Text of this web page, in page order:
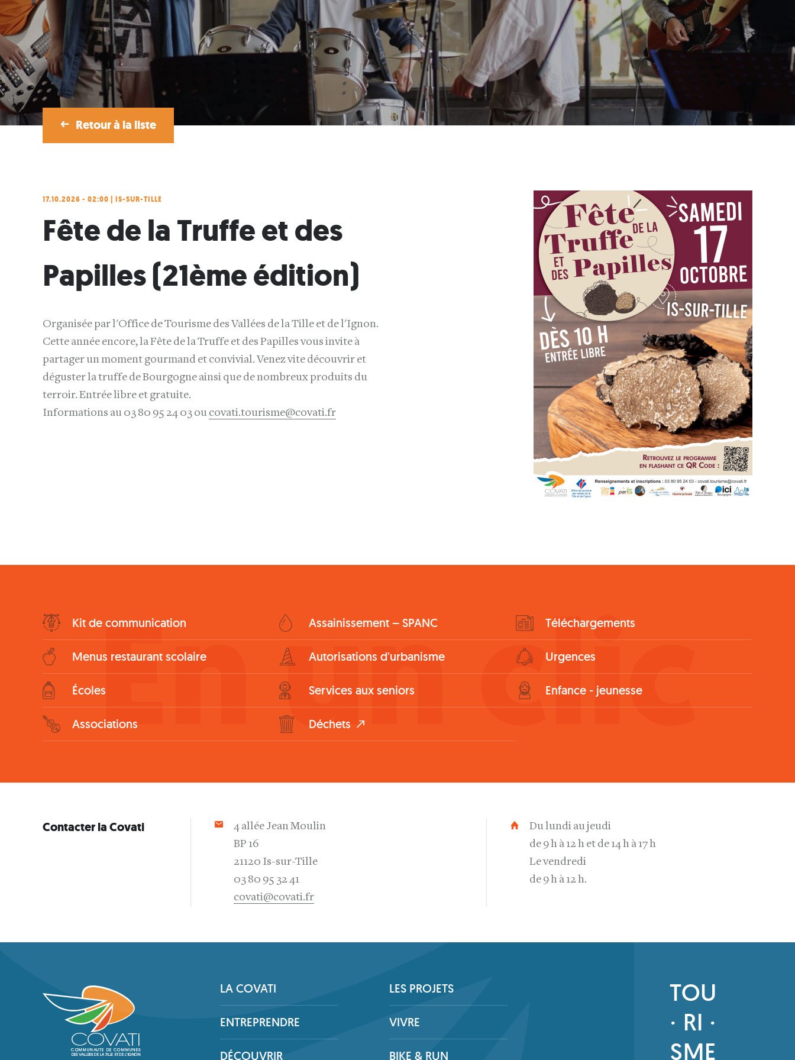
Retour à la liste
17.10.2026 - 02:00 | IS-SUR-TILLE
Fête de la Truffe et des
Papilles (21ème édition)
Organisée par l'Office de Tourisme des Vallées de la Tille et de l'Ignon.
Cette année encore, la Fête de la Truffe et des Papilles vous invite à
partager un moment gourmand et convivial. Venez vite découvrir et
déguster la truffe de Bourgogne ainsi que de nombreux produits du
terroir. Entrée libre et gratuite.
Informations au 03 80 95 24 03 ou covati.tourisme@covati.fr
En un clic
Menu
Kit de communication Assainissement – SPANC Téléchargements
Menus restaurant scolaire Autorisations d'urbanisme Urgences
Écoles Services aux seniors Enfance - jeunesse
Associations Déchets
Contacter la Covati
4 allée Jean Moulin
BP 16
21120 Is-sur-Tille
03 80 95 32 41
covati@covati.fr
Du lundi au jeudi
de 9 h à 12 h et de 14 h à 17 h
Le vendredi
de 9 h à 12 h.
LA COVATI LES PROJETS
ENTREPRENDRE VIVRE
DÉCOUVRIR BIKE & RUN
TOU
· RI ·
SME